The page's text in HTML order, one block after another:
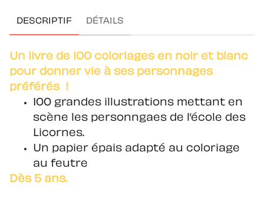
DESCRIPTIF DÉTAILS
Un livre de 100 coloriages en noir et blanc
pour donner vie à ses personnages
préférés !
100 grandes illustrations mettant en
scène les personngaes de l’école des
Licornes.
Un papier épais adapté au coloriage
au feutre
Dès 5 ans.